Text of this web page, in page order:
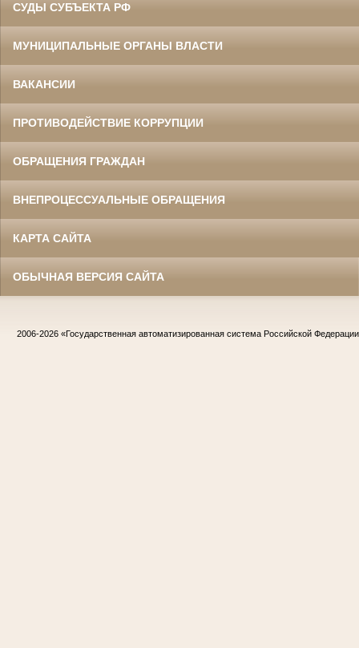
СУДЫ СУБЪЕКТА РФ
МУНИЦИПАЛЬНЫЕ ОРГАНЫ ВЛАСТИ
ВАКАНСИИ
ПРОТИВОДЕЙСТВИЕ КОРРУПЦИИ
ОБРАЩЕНИЯ ГРАЖДАН
ВНЕПРОЦЕССУАЛЬНЫЕ ОБРАЩЕНИЯ
КАРТА САЙТА
ОБЫЧНАЯ ВЕРСИЯ САЙТА
2006-2026 «Государственная автоматизированная система Российской